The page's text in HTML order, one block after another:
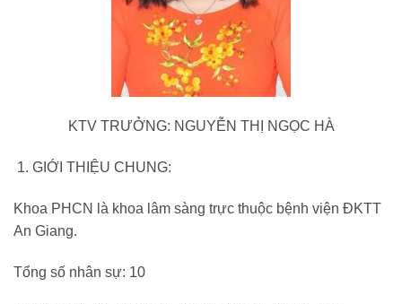
KTV TRƯỞNG: NGUYỄN THỊ NGỌC HÀ
GIỚI THIỆU CHUNG:
Khoa PHCN là khoa lâm sàng trực thuộc bệnh viện ĐKTT
An Giang.
Tổng số nhân sự: 10